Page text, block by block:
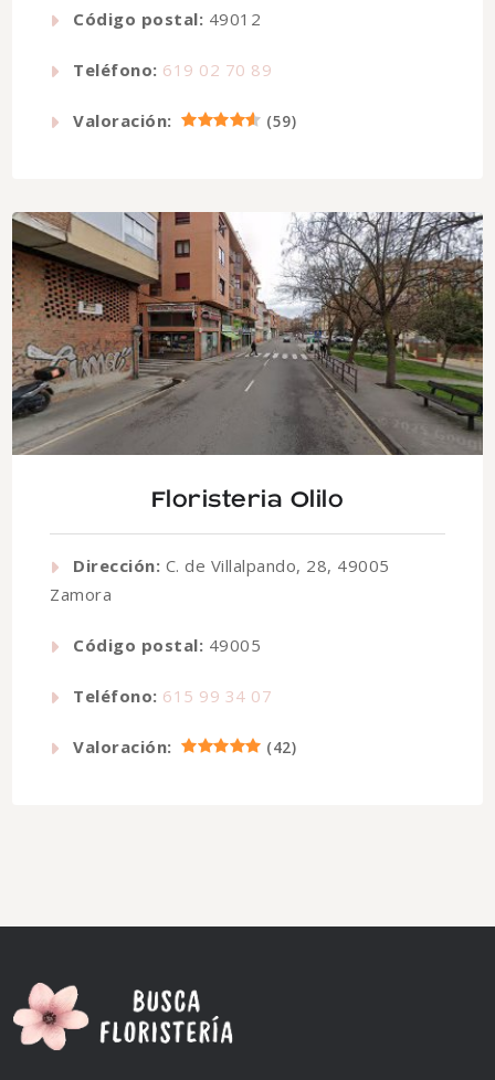
Código postal: 49012
Teléfono: 619 02 70 89
Valoración: (59)
Floristeria Olilo
Dirección: C. de Villalpando, 28, 49005
Zamora
Código postal: 49005
Teléfono: 615 99 34 07
Valoración: (42)